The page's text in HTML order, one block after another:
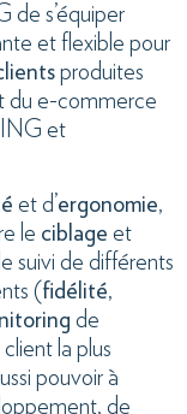
de s’équiper
et flexible pour
produites
du e-commerce
et
et d’ergonomie,
le ciblage et
suivi de différents
(fidélité,
de
la plus
pouvoir à
de